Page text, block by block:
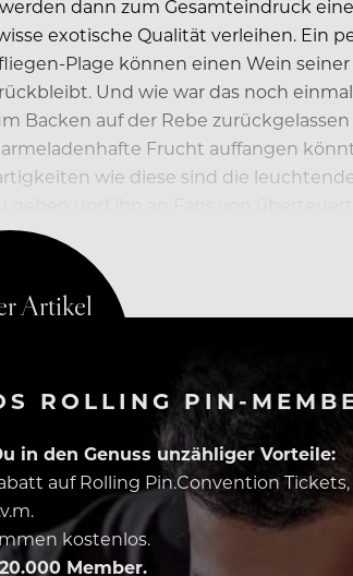
dann zum Gesamteindruck
exotische Qualität verleihen. Ein
Plage können einen Wein
Und wie war das noch
auf der Rebe zurückgelassen
Frucht auffangen
wie diese sind die
kann mich noch genau daran erinnern…
ROLLING PIN-
in den Genuss unzähliger Vorteile:
auf Rolling Pin.Convention
kostenlos.
Member.